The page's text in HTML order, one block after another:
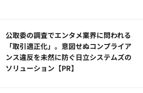
公​​取委の調査でエンタメ業界に問われる
「取引適正化」。意図せぬコンプライア
ンス違反を未然に防ぐ日立システムズの
ソリューション​【PR】